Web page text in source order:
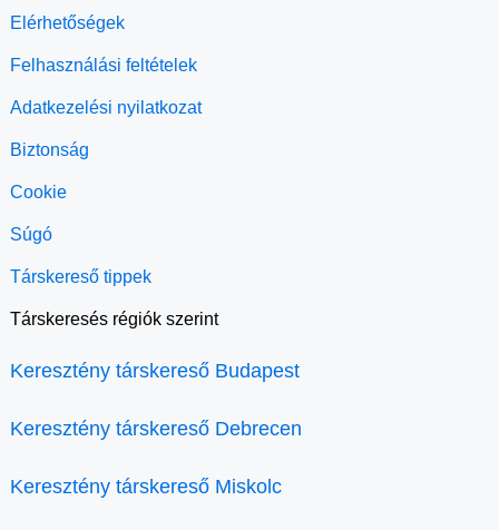
Elérhetőségek
Felhasználási feltételek
Adatkezelési nyilatkozat
Biztonság
Cookie
Súgó
Társkereső tippek
Társkeresés régiók szerint
Keresztény társkereső Budapest
Keresztény társkereső Debrecen
Keresztény társkereső Miskolc